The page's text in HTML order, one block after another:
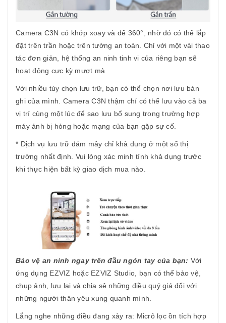
Camera C3N có khớp xoay và đế 360°, nhờ đó có thể lắp
đặt trên trần hoặc trên tường an toàn. Chỉ với một vài thao
tác đơn giản, hệ thống an ninh tinh vi của riêng bạn sẽ
hoạt động cực kỳ mượt mà
Với nhiều tùy chọn lưu trữ, bạn có thể chọn nơi lưu bản
ghi của mình. Camera C3N thậm chí có thể lưu vào cả ba
vị trí cùng một lúc để sao lưu bổ sung trong trường hợp
máy ảnh bị hỏng hoặc mạng của bạn gặp sự cố.
* Dịch vụ lưu trữ đám mây chỉ khả dụng ở một số thị
trường nhất định. Vui lòng xác minh tính khả dụng trước
khi thực hiện bất kỳ giao dịch mua nào.
Bảo vệ an ninh ngay trên đầu ngón tay của bạn: Với
ứng dụng EZVIZ hoặc EZVIZ Studio, bạn có thể bảo vệ,
chụp ảnh, lưu lại và chia sẻ những điều quý giá đối với
những người thân yêu xung quanh mình.
Lắng nghe những điều đang xảy ra: Micrô lọc ồn tích hợp